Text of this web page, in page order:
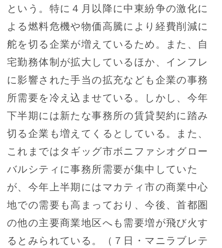
という。特に４月以降に中東紛争の激化に
よる燃料危機や物価高騰により経費削減に
舵を切る企業が増えているため。また、自
宅勤務体制が拡大しているほか、インフレ
に影響された手当の拡充なども企業の事務
所需要を冷え込ませている。しかし、今年
下半期には新たな事務所の賃貸契約に踏み
切る企業も増えてくるとしている。また、
これまではタギッグ市ボニファシオグロー
バルシティに事務所需要が集中していた
が、今年上半期にはマカティ市の商業中心
地での需要も高まっており、今後、首都圏
の他の主要商業地区へも需要増が飛び火す
るとみられている。（７日・マニラブレテ